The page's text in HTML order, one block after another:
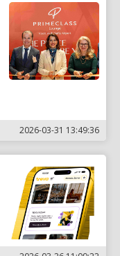
2026-03-31 13:49:36